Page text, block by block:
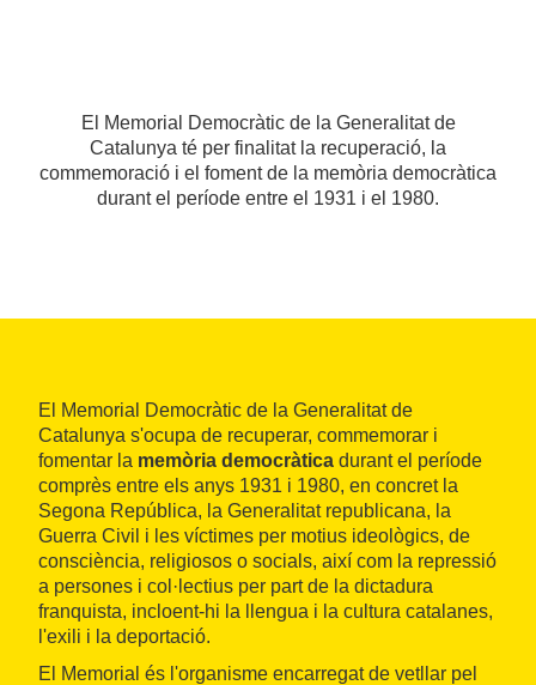
El Memorial Democràtic de la Generalitat de
Catalunya té per finalitat la recuperació, la
commemoració i el foment de la memòria democràtica
durant el període entre el 1931 i el 1980.
El Memorial Democràtic de la Generalitat de
Catalunya s'ocupa de recuperar, commemorar i
fomentar la memòria democràtica durant el període
comprès entre els anys 1931 i 1980, en concret la
Segona República, la Generalitat republicana, la
Guerra Civil i les víctimes per motius ideològics, de
consciència, religiosos o socials, així com la repressió
a persones i col·lectius per part de la dictadura
franquista, incloent-hi la llengua i la cultura catalanes,
l'exili i la deportació.
El Memorial és l'organisme encarregat de vetllar pel